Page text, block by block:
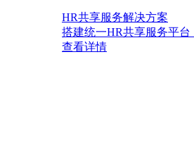
HR共享服务解决方案
搭建统一HR共享服务平台
查看详情